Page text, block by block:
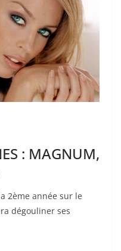
: MAGNUM,
2ème année sur le
dégouliner ses